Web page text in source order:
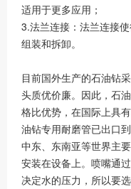
适用于更多应用；
3.法兰连接：法兰连接
组装和拆卸。
目前国外生产的石油钻
头质优价廉。因此，石
格比优势，在国际上具
油钻专用耐磨管已出口
中东、东南亚等世界主
安装在设备上。喷嘴通
决定水的压力，所以要